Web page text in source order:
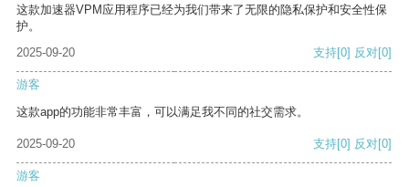
这款加速器VPM应用程序已经为我们带来了无限的隐私保护和安全性保
护。
2025-09-20
支持[0] 反对[0]
游客
这款app的功能非常丰富，可以满足我不同的社交需求。
2025-09-20 支持[0] 反对[0]
游客